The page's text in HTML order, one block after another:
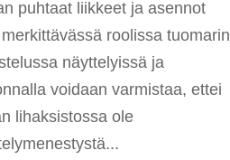
puhtaat liikkeet ja asennot
roolissa tuomarin
näyttelyissä ja
voidaan varmistaa, ettei
lihaksistossa ole